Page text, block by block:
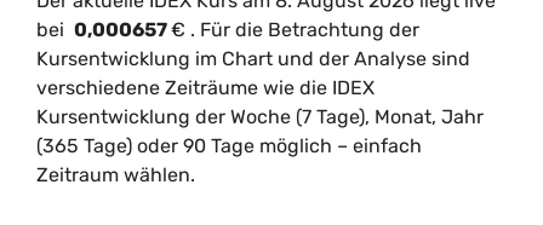
bei 0,000657€ . Für die Betrachtung der
Kursentwicklung im Chart und der Analyse sind
verschiedene Zeiträume wie die IDEX
Kursentwicklung der Woche (7 Tage), Monat, Jahr
(365 Tage) oder 90 Tage möglich – einfach
Zeitraum wählen.